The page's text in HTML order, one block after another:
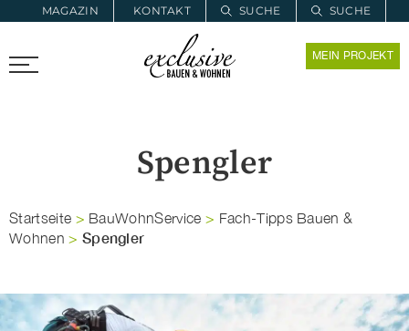
MAGAZIN KONTAKT SUCHE
SUCHE
PROARCHITEC PROINSTALL MEIN PROJEKT
Spengler
Startseite > BauWohnService > Fach-Tipps Bauen &
Wohnen > Spengler